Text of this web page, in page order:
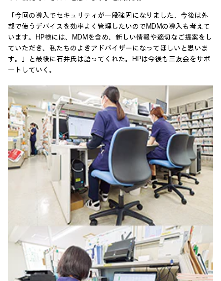
「今回の導入でセキュリティが一段強固になりました。今後は外
部で使うデバイスを効率よく管理したいのでMDMの導入も考えて
います。HP様には、MDMを含め、新しい情報や適切なご提案をし
ていただき、私たちのよきアドバイザーになってほしいと思いま
す。」と最後に石井氏は語ってくれた。HPは今後も三友会をサポ
ートしていく。